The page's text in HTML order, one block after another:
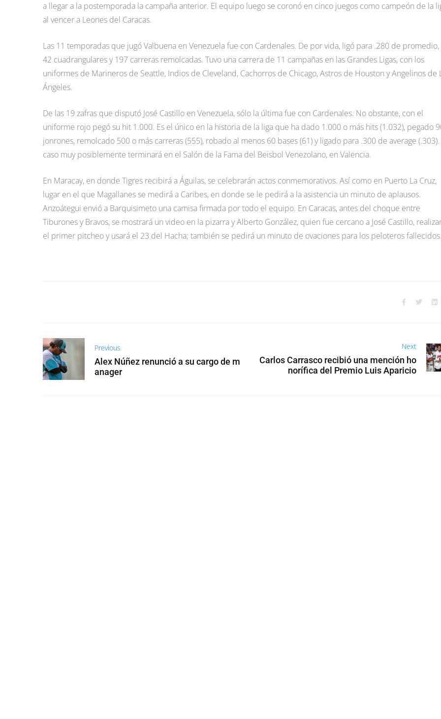
a llegar a la postemporada la campaña anterior. El equipo luego se coronó en cinco juegos como campeón de la
al vencer a Leones del Caracas.
Las 11 temporadas que jugó Valbuena en Venezuela fue con Cardenales. De por vida, ligó para .280 de
42 cuadrangulares y 197 carreras remolcadas. Tuvo una carrera de 11 campañas en las Grandes Ligas, con los
uniformes de Marineros de Seattle, Indios de Cleveland, Cachorros de Chicago, Astros de Houston y Angelinos de
Ángeles.
De las 19 zafras que disputó José Castillo en Venezuela, sólo la última fue con Cardenales. No obstante, con el
uniforme rojo pegó su hit 1.000. Es el único en la historia de la liga que ha dado 1.000 o más hits (1.032), pegado
jonrones, remolcado 500 o más carreras (555), robado al menos 60 bases (61) y ligado para .300 de average (.303).
caso muy posiblemente terminará en el Salón de la Fama del Beisbol Venezolano, en Valencia.
En Maracay, en donde Tigres recibirá a Águilas, se celebrarán actos conmemorativos. Así como en Puerto La Cruz,
lugar en el que Magallanes se medirá a Caribes, en donde se le pedirá a la asistencia un minuto de aplausos.
Anzoátegui envió a Barquisimeto una camisa firmada por todo el equipo. En Caracas, antes del choque entre
Tiburones y Bravos, se mostrará un video en la pizarra y Alberto González, quien fue cercano a José Castillo,
el primer pitcheo y usará el 23 del Hacha; también se pedirá un minuto de ovaciones para los peloteros
Previous
Alex Núñez renunció a su cargo de m
anager
Next
Carlos Carrasco recibió una mención ho
norífica del Premio Luis Aparicio